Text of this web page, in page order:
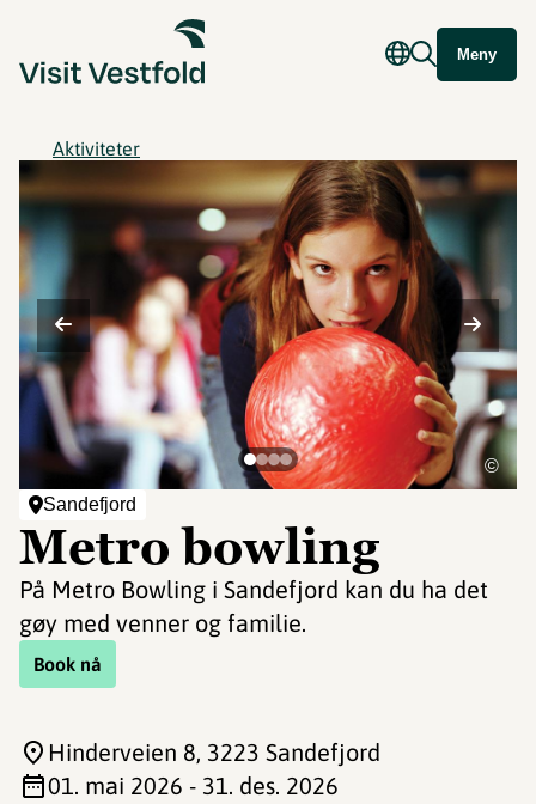
Meny
Aktiviteter
Sandefjord
Metro bowling
På Metro Bowling i Sandefjord kan du ha det
gøy med venner og familie.
Book nå
©
Hinderveien 8, 3223 Sandefjord
01. mai 2026 - 31. des. 2026